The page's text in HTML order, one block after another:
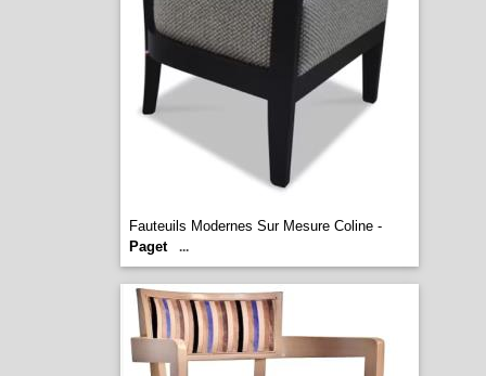
Fauteuils Modernes Sur Mesure Coline -
Paget
...